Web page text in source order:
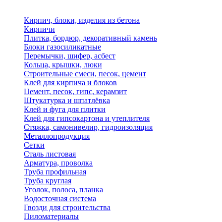
Кирпич, блоки, изделия из бетона
Кирпичи
Плитка, бордюр, декоративный камень
Блоки газосиликатные
Перемычки, шифер, асбест
Кольца, крышки, люки
Строительные смеси, песок, цемент
Клей для кирпича и блоков
Цемент, песок, гипс, керамзит
Штукатурка и шпатлёвка
Клей и фуга для плитки
Клей для гипсокартона и утеплителя
Стяжка, самонивелир, гидроизоляция
Металлопродукция
Сетки
Сталь листовая
Арматура, проволка
Труба профильная
Труба круглая
Уголок, полоса, планка
Водосточная система
Гвозди для строительства
Пиломатериалы